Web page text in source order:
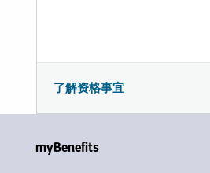
了解资格事宜
myBenefits